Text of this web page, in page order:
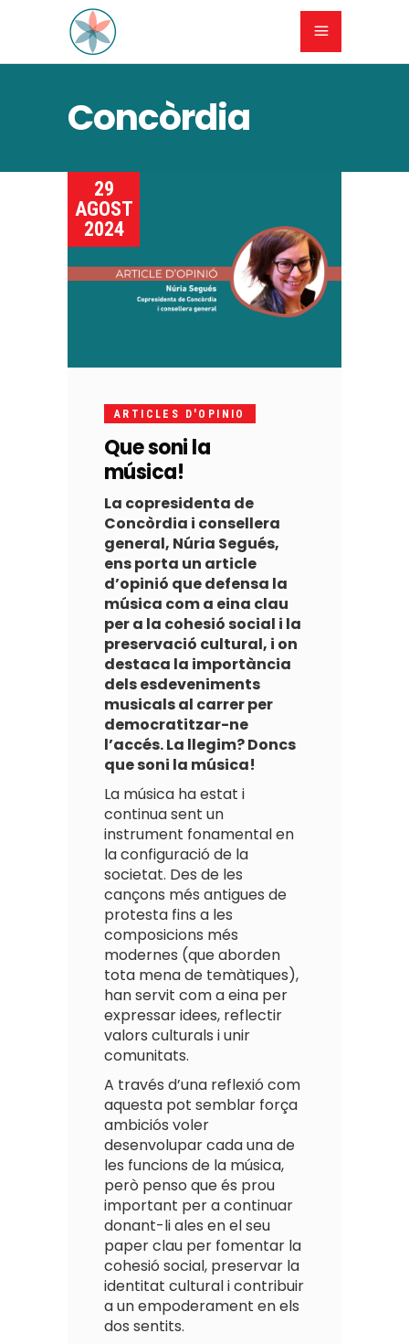
Concòrdia
29
AGOST
2024
ARTICLES D'OPINIO
Que soni la
música!
La copresidenta de
Concòrdia i consellera
general, Núria Segués,
ens porta un article
d’opinió que defensa la
música com a eina clau
per a la cohesió social i la
preservació cultural, i on
destaca la importància
dels esdeveniments
musicals al carrer per
democratitzar-ne
l’accés. La llegim? Doncs
que soni la música!
La música ha estat i
continua sent un
instrument fonamental en
la configuració de la
societat. Des de les
cançons més antigues de
protesta fins a les
composicions més
modernes (que aborden
tota mena de temàtiques),
han servit com a eina per
expressar idees, reflectir
valors culturals i unir
comunitats.
A través d’una reflexió com
aquesta pot semblar força
ambiciós voler
desenvolupar cada una de
les funcions de la música,
però penso que és prou
important per a continuar
donant-li ales en el seu
paper clau per fomentar la
cohesió social, preservar la
identitat cultural i contribuir
a un empoderament en els
dos sentits.